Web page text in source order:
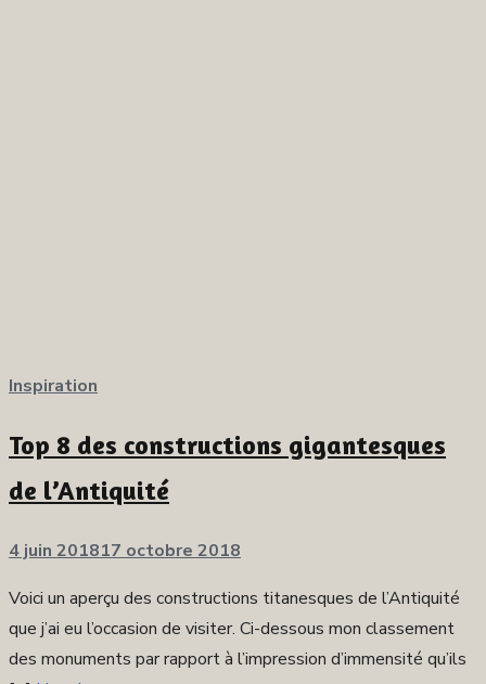
Inspiration
Top 8 des constructions gigantesques
de l’Antiquité
Publié
4 juin 201817 octobre 2018
Voici un aperçu des constructions titanesques de l’Antiquité
que j’ai eu l’occasion de visiter. Ci-dessous mon classement
des monuments par rapport à l’impression d’immensité qu’ils